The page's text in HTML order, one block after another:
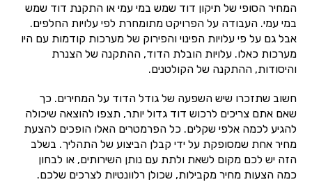
המחיר הסופי של תיקון דוד שמש במי עמי או התקנת דוד שמש
במי עמי. העבודה על הפרויקט מתומחרת לפי עלויות החלפים.
אבל גם על פי עלויות הפינוי והפירוק של מערכות קודמות עם היו
מערכות כאלו. עלויות הובלת הדוד, ההתקנה של הצנרת
והיסודות, ההתקנה של הקולטנים.
חשוב שתזכרו שיש השפעה של גודל הדוד על המחירים. כך
שאם אתם צריכים לרכוש דוד גדול יותר, תצפו להוצאה שיכולה
להגיע לכמה אלפי שקלים. כל הפרמטרים האלו הופכים להצעת
מחיר אחת שמסופקת על ידי קבלן הביצוע של התהליך. בשלב
הזה יש לכם מקום לשאת ולתת עם נותן השירותים, או לבחון
כמה הצעות מחיר מקבילות, שכולן רלוונטיות לצרכים שלכם.